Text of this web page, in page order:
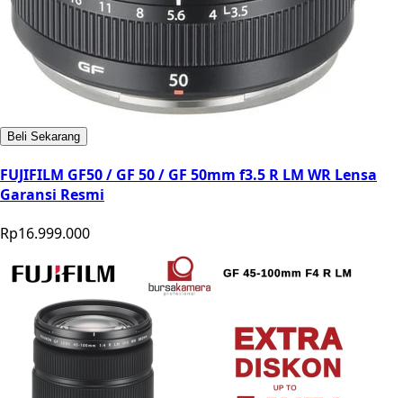
Beli Sekarang
FUJIFILM GF50 / GF 50 / GF 50mm f3.5 R LM WR Lensa
Garansi Resmi
Rp16.999.000